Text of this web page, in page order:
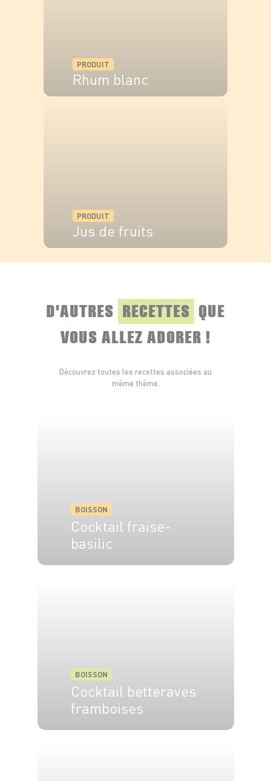
PRODUIT
Rhum blanc
PRODUIT
Jus de fruits
D'AUTRES RECETTES QUE
VOUS ALLEZ ADORER !
Découvrez toutes les recettes associées au
même thème.
BOISSON
Cocktail fraise-
basilic
BOISSON
Cocktail betteraves
framboises